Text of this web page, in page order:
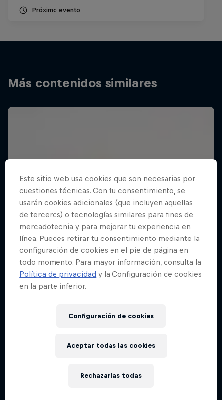
Próximo evento
Más contenidos similares
Este sitio web usa cookies que son necesarias por
cuestiones técnicas. Con tu consentimiento, se
usarán cookies adicionales (que incluyen aquellas
de terceros) o tecnologías similares para fines de
mercadotecnia y para mejorar tu experiencia en
línea. Puedes retirar tu consentimiento mediante la
configuración de cookies en el pie de página en
todo momento. Para mayor información, consulta la
Política de privacidad y la Configuración de cookies
en la parte inferior.
Configuración de cookies
Rechazarlas todas
Aceptar todas las cookies